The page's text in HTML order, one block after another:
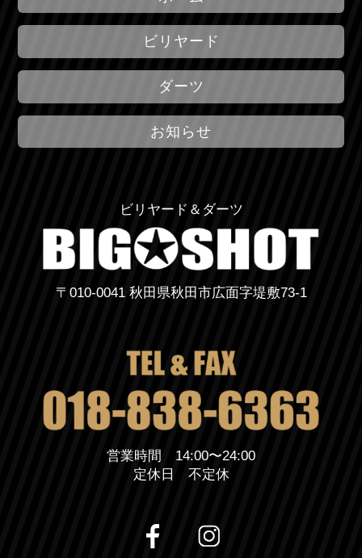
ビリヤード
ダーツ
お知らせ
ビリヤード＆ダーツ
〒010-0041 秋田県秋田市広面字堤敷73-1
営業時間 14:00〜24:00
定休日 不定休